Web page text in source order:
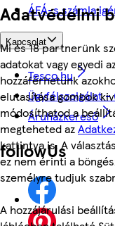
Adatvédelmi
Mi és 18 partnerünk
adatokat vagy egyedi
hozzáférhetünk
elutasítása gombok
módosíthatod a
megteheted az
kattintva is. A
ez nem érinti a
személyre tudjuk
A hozzájárulási
ÁFÁ-s számla
Kapcsolat
Tesco.hu
Ügyfélszolgálat
Áruházkereső
followUs